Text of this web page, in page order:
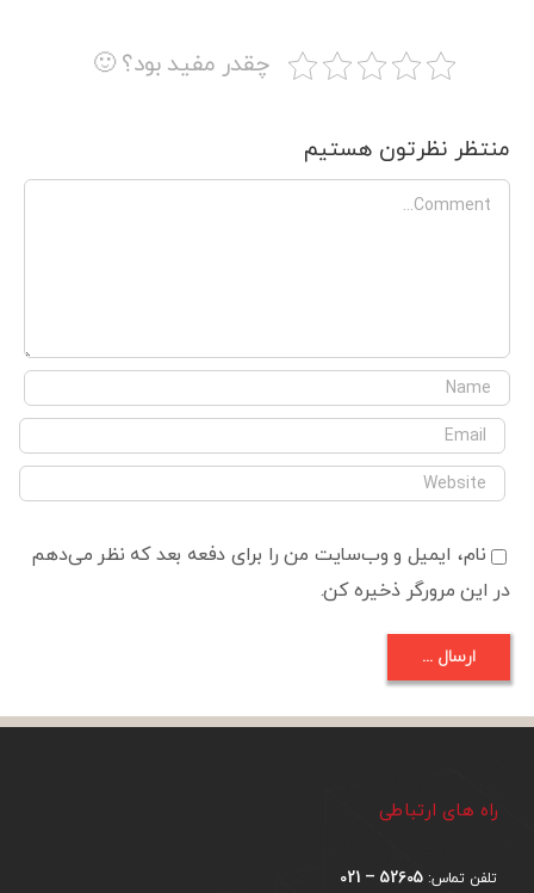
چقدر مفید بود؟ 🙂
منتظر نظرتون هستیم
Comment
نام، ایمیل و وب‌سایت من را برای دفعه بعد که نظر می‌دهم
در این مرورگر ذخیره کن.
راه های ارتباطی
تلفن تماس: 52605 – 021